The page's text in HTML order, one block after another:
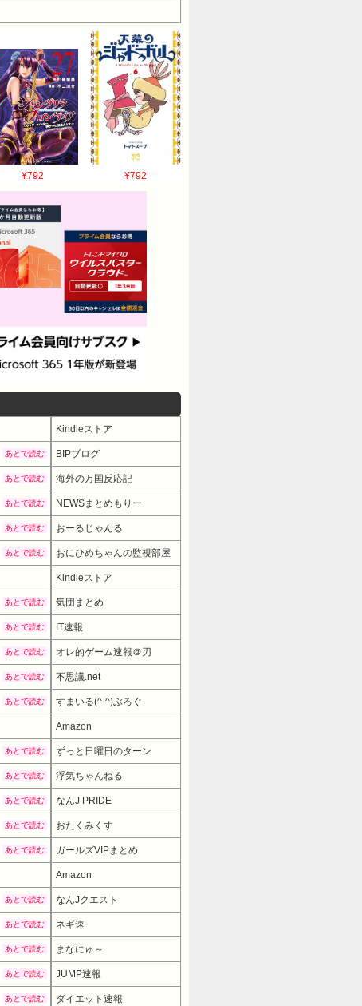
¥792 ¥792
Kindleストア
あとで読む BIPブログ
あとで読む 海外の万国反応記
あとで読む NEWSまとめもりー
あとで読む おーるじゃんる
あとで読む おにひめちゃんの監視部屋
Kindleストア
あとで読む 気団まとめ
あとで読む IT速報
あとで読む オレ的ゲーム速報＠刃
あとで読む 不思議.net
あとで読む すまいる(^-^)ぶろぐ
Amazon
あとで読む ずっと日曜日のターン
あとで読む 浮気ちゃんねる
あとで読む なんJ PRIDE
あとで読む おたくみくす
あとで読む ガールズVIPまとめ
Amazon
あとで読む なんJクエスト
あとで読む ネギ速
あとで読む まなにゅ～
あとで読む JUMP速報
あとで読む ダイエット速報